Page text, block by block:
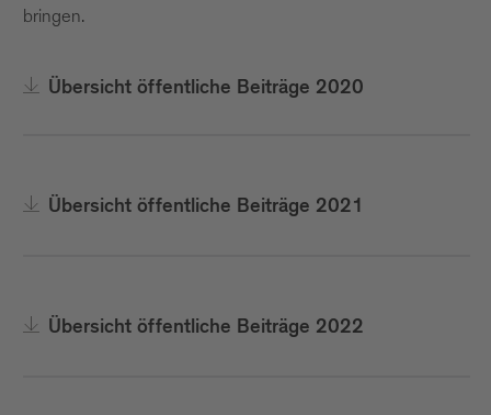
bringen.
Übersicht öffentliche Beiträge 2020
Übersicht öffentliche Beiträge 2021
Übersicht öffentliche Beiträge 2022